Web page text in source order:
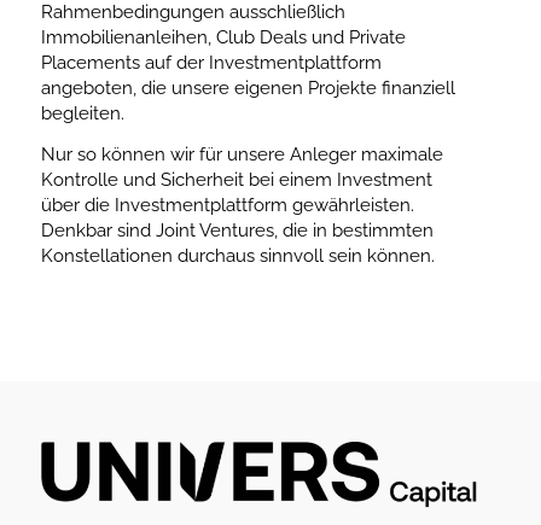
Rahmenbedingungen ausschließlich
Immobilienanleihen, Club Deals und Private
Placements auf der Investmentplattform
angeboten, die unsere eigenen Projekte finanziell
begleiten.
Nur so können wir für unsere Anleger maximale
Kontrolle und Sicherheit bei einem Investment
über die Investmentplattform gewährleisten.
Denkbar sind Joint Ventures, die in bestimmten
Konstellationen durchaus sinnvoll sein können.